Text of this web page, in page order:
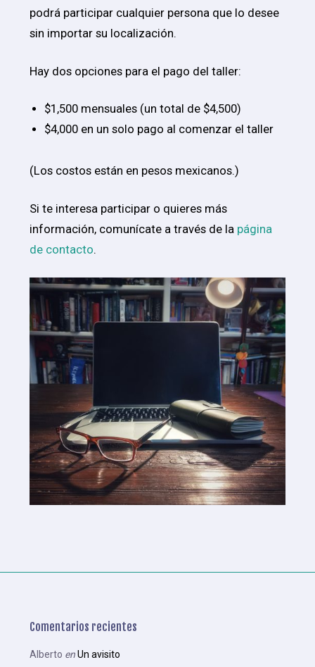
podrá participar cualquier persona que lo desee
sin importar su localización.
Hay dos opciones para el pago del taller:
$1,500 mensuales (un total de $4,500)
$4,000 en un solo pago al comenzar el taller
(Los costos están en pesos mexicanos.)
Si te interesa participar o quieres más
información, comunícate a través de la página
de contacto.
Comentarios recientes
Alberto enUn avisito